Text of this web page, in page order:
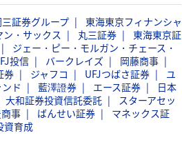
三証券グループ
東海東京フィナンシャ
ン・サックス 丸三証券
東海東京証
ジェー・ピー・モルガン・チェース・
投信 バークレイズ
岡藤商事
券 ジャフコ UFJつばさ証券
ユ
ド 藍澤證券 エース証券
日本
大和証券投資信託委託
スターアセッ
事 ばんせい証券
マネックス証
資育成